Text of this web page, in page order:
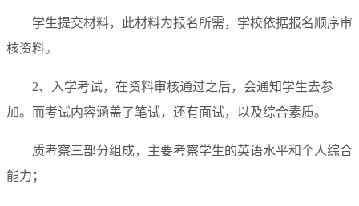
学生提交材料，此材料为报名所需，学校依据报名顺序审
核资料。
2、入学考试，在资料审核通过之后，会通知学生去参
加。而考试内容涵盖了笔试，还有面试，以及综合素质。
质考察三部分组成，主要考察学生的英语水平和个人综合
能力；